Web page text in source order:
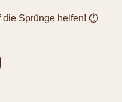
die Sprünge helfen! ⏱️